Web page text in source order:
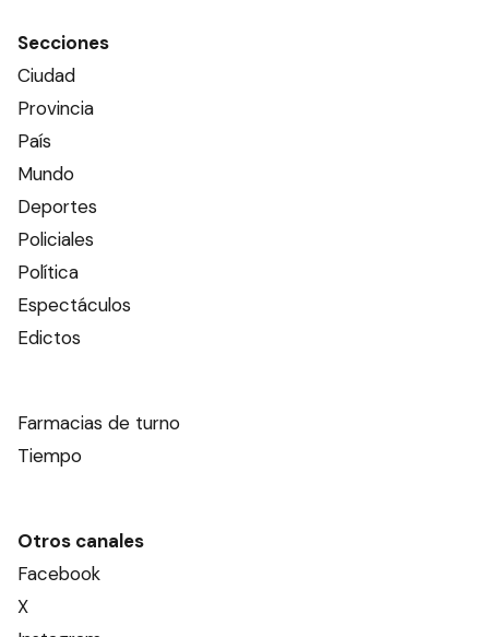
Secciones
Ciudad
Provincia
País
Mundo
Deportes
Policiales
Política
Espectáculos
Edictos
Farmacias de turno
Tiempo
Otros canales
Facebook
X